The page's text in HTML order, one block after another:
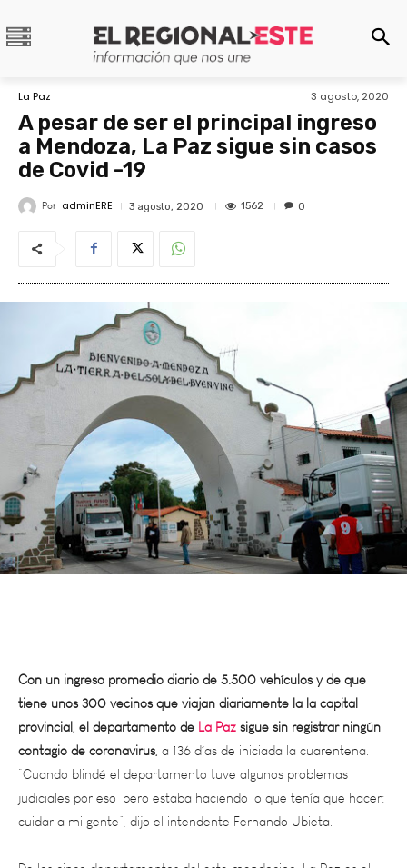
La Paz 3 agosto, 2020
A pesar de ser el principal ingreso
a Mendoza, La Paz sigue sin casos
de Covid -19
Por adminERE 3 agosto, 2020 1562 0
tiene unos 300 vecinos que viajan diariamente la la capital
provincial, el departamento deLa Pazsigue sin registrar ningún
contagio de coronavirus,a 136 días de iniciada la cuarentena.
“Cuando blindé el departamento tuve algunos problemas
judiciales por eso, pero estaba haciendo lo que tenía que hacer:
cuidar a mi gente”, dijo el intendente Fernando Ubieta.
De los cinco departamentos del este mendocino, La Paz es el